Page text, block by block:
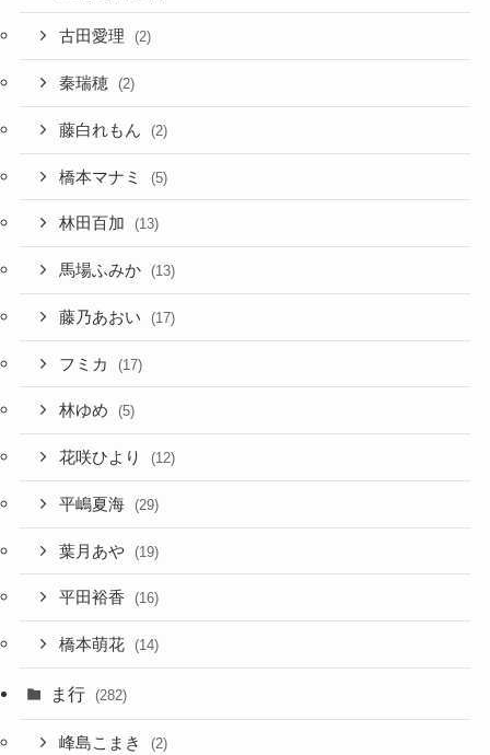
古田愛理 (2)
秦瑞穂 (2)
藤白れもん (2)
橋本マナミ (5)
林田百加 (13)
馬場ふみか (13)
藤乃あおい (17)
フミカ (17)
林ゆめ (5)
花咲ひより (12)
平嶋夏海 (29)
葉月あや (19)
平田裕香 (16)
橋本萌花 (14)
ま行 (282)
峰島こまき (2)